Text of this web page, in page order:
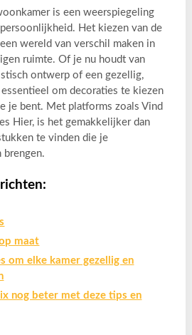
is een weerspiegeling
Het kiezen van de
wereld van verschil maken in
ruimte. Of je nu houdt van
ontwerp of een gezellig,
om decoraties te kiezen
je bent. Met platforms zoals Vind
Hier, is het gemakkelijker dan
te vinden die je
maat
om elke kamer gezellig en
nog beter met deze tips en